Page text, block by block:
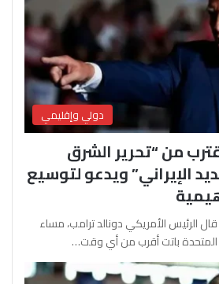
دولي وإقليمي
من “تحرير الشرق
الإيراني” ويدعو لتوسيع
آفرين علو ـ xeber24.net قال الرئيس الأمريكي دونالد ترامب، مساء
المتحدة باتت أقرب من أي وقت…